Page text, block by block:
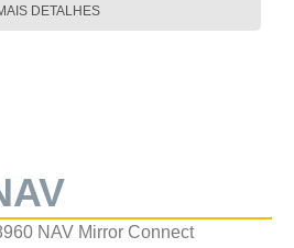
DETALHES
NAV Mirror Connect